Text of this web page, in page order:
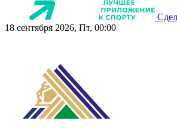
18 сентября 2026, Пт, 00:00